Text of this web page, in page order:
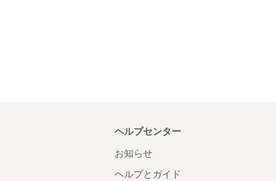
ヘルプセンター
お知らせ
ヘルプとガイド